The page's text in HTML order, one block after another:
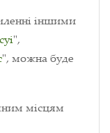
іншими
",
", можна буде
місцям